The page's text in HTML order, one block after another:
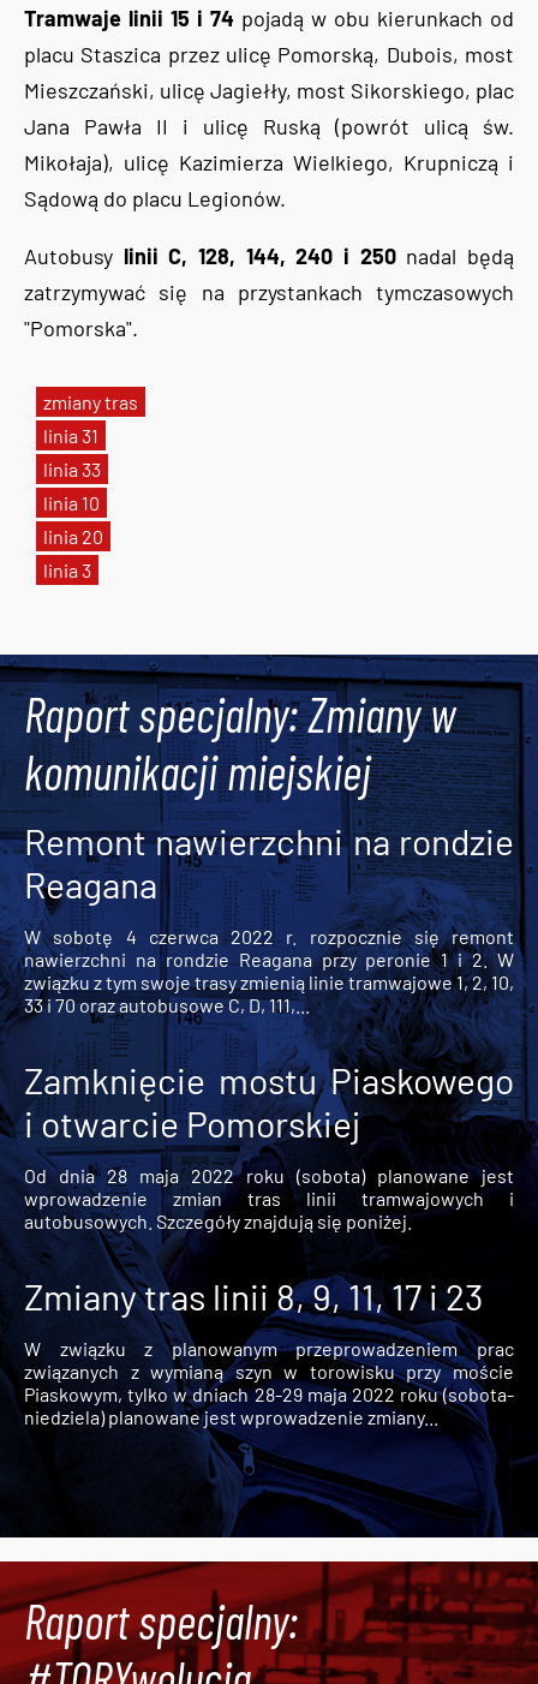
zmiany tras
linia 31
linia 33
linia 10
linia 20
linia 3
Tramwaje linii 15 i 74 pojadą w obu kierunkach od
placu Staszica przez ulicę Pomorską, Dubois, most
Mieszczański, ulicę Jagiełły, most Sikorskiego, plac
Jana Pawła II i ulicę Ruską (powrót ulicą św.
Mikołaja), ulicę Kazimierza Wielkiego, Krupniczą i
Sądową do placu Legionów.
Autobusy linii C, 128, 144, 240 i 250nadal będą
zatrzymywać się na przystankach tymczasowych
"Pomorska".
Raport specjalny: Zmiany w
komunikacji miejskiej
Remont nawierzchni na rondzie
Reagana
W sobotę 4 czerwca 2022 r. rozpocznie się remont
nawierzchni na rondzie Reagana przy peronie 1 i 2. W
związku z tym swoje trasy zmienią linie tramwajowe 1, 2, 10,
33 i 70 oraz autobusowe C, D, 111,...
Zamknięcie mostu Piaskowego
i otwarcie Pomorskiej
Od dnia 28 maja 2022 roku (sobota) planowane jest
wprowadzenie zmian tras linii tramwajowych i
autobusowych. Szczegóły znajdują się poniżej.
Zmiany tras linii 8, 9, 11, 17 i 23
W związku z planowanym przeprowadzeniem prac
związanych z wymianą szyn w torowisku przy moście
Piaskowym, tylko w dniach 28-29 maja 2022 roku (sobota-
niedziela) planowane jest wprowadzenie zmiany...
Raport specjalny: